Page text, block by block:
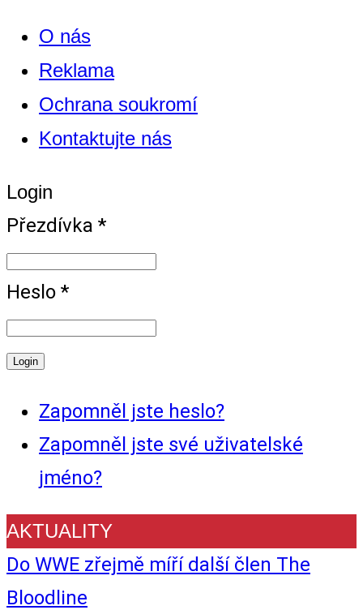
O nás
Reklama
Ochrana soukromí
Kontaktujte nás
Login
Přezdívka *
Heslo *
Zapomněl jste heslo?
Zapomněl jste své uživatelské
jméno?
AKTUALITY
Do WWE zřejmě míří další člen The
Bloodline